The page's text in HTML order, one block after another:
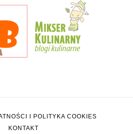
I POLITYKA COOKIES
KONTAKT